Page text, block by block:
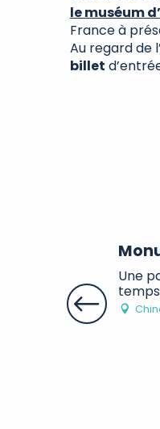
le muséum
France à
Au regard de
billet
Une